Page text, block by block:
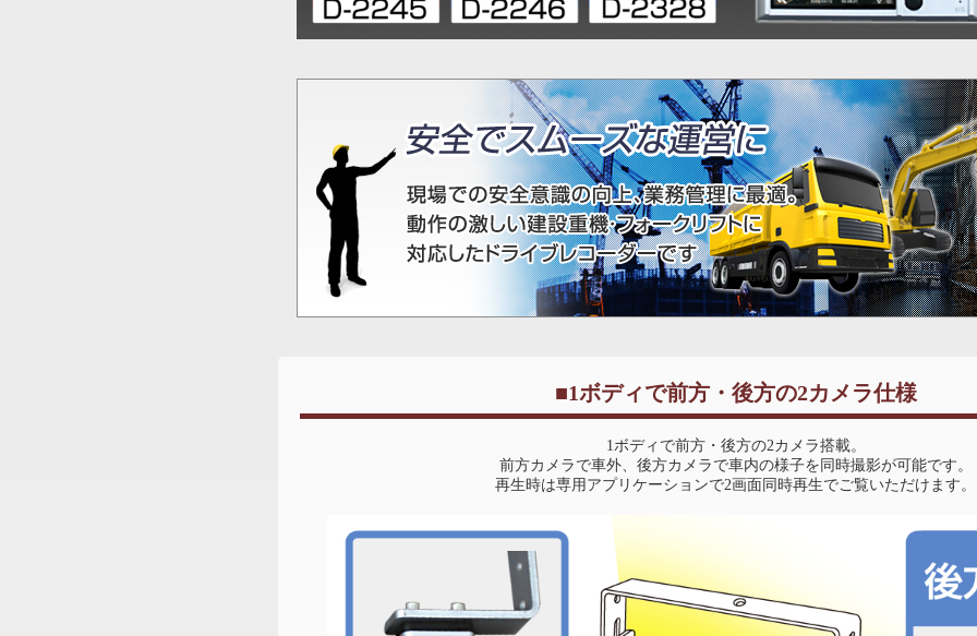
■1ボディで前方・後方の2カメラ仕様
1ボディで前方・後方の2カメラ搭載。
前方カメラで車外、後方カメラで車内の様子を同時撮影が可能です。
再生時は専用アプリケーションで2画面同時再生でご覧いただけます。